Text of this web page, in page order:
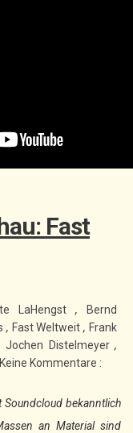
Fast
LaHengst ,
Bernd
, Fast Weltweit, Frank
Jochen Distelmeyer ,
Keine Kommentare :
Soundcloud bekanntlich
an Material sind